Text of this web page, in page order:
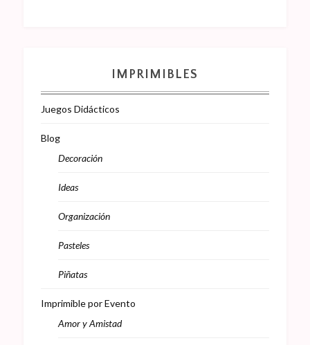
IMPRIMIBLES
Juegos Didácticos
Blog
Decoración
Ideas
Organización
Pasteles
Piñatas
Imprimible por Evento
Amor y Amistad